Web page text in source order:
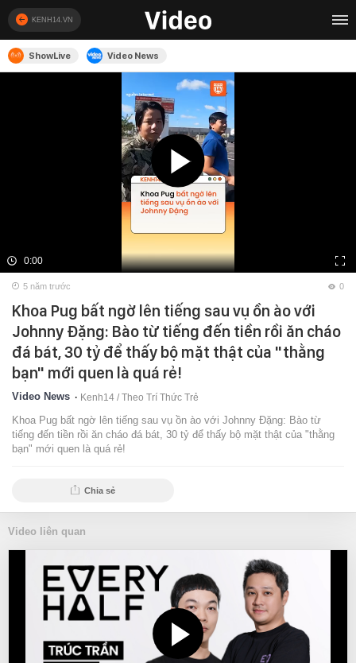
KENH14.VN
ShowLive Video News
0:00
5 năm trước 0
Khoa Pug bất ngờ lên tiếng sau vụ ồn ào với
Johnny Đặng: Bào từ tiếng đến tiền rồi ăn cháo
đá bát, 30 tỷ để thấy bộ mặt thật của "thằng
bạn" mới quen là quá rẻ!
Video News Kenh14 / Theo Trí Thức Trẻ
Khoa Pug bất ngờ lên tiếng sau vụ ồn ào với Johnny Đặng: Bào từ
tiếng đến tiền rồi ăn cháo đá bát, 30 tỷ để thấy bộ mặt thật của "thằng
bạn" mới quen là quá rẻ!
Chia sẻ
Video liên quan